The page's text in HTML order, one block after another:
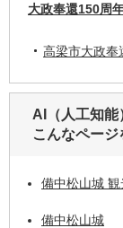
大政奉還150周
高梁市大政奉
AI（人工知能
こんなペー
備中松山城
備中松山城